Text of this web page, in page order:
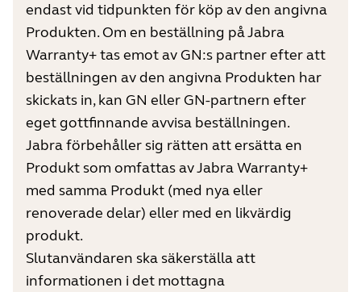
endast vid tidpunkten för köp av den angivna
Produkten. Om en beställning på Jabra
Warranty+ tas emot av GN:s partner efter att
beställningen av den angivna Produkten har
skickats in, kan GN eller GN-partnern efter
eget gottfinnande avvisa beställningen.
Jabra förbehåller sig rätten att ersätta en
Produkt som omfattas av Jabra Warranty+
med samma Produkt (med nya eller
renoverade delar) eller med en likvärdig
produkt.
Slutanvändaren ska säkerställa att
informationen i det mottagna